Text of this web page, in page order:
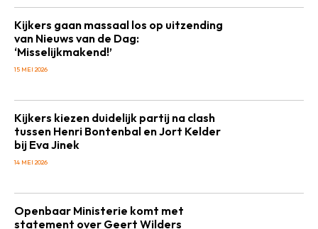
Kijkers gaan massaal los op uitzending
van Nieuws van de Dag:
‘Misselijkmakend!’
15 MEI 2026
Kijkers kiezen duidelijk partij na clash
tussen Henri Bontenbal en Jort Kelder
bij Eva Jinek
14 MEI 2026
Openbaar Ministerie komt met
statement over Geert Wilders